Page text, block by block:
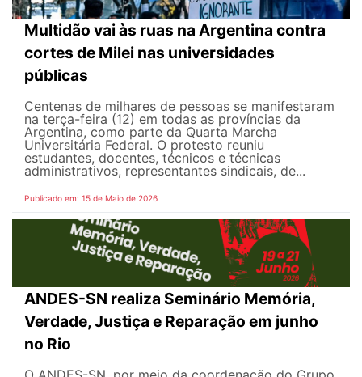
Multidão vai às ruas na Argentina contra
cortes de Milei nas universidades
públicas
Centenas de milhares de pessoas se manifestaram
na terça-feira (12) em todas as províncias da
Argentina, como parte da Quarta Marcha
Universitária Federal. O protesto reuniu
estudantes, docentes, técnicos e técnicas
administrativos, representantes sindicais, de...
Publicado em: 15 de Maio de 2026
ANDES-SN realiza Seminário Memória,
Verdade, Justiça e Reparação em junho
no Rio